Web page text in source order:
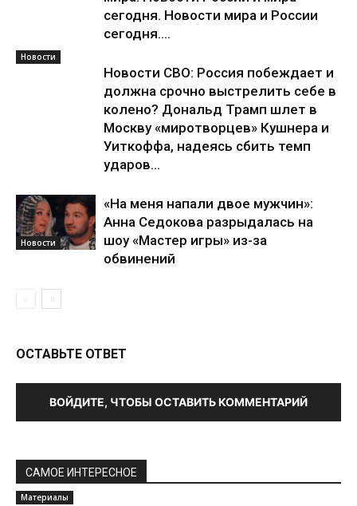
сегодня. Новости мира и России
сегодня....
Новости
Новости СВО: Россия побеждает и
должна срочно выстрелить себе в
колено? Дональд Трамп шлет в
Москву «миротворцев» Кушнера и
Уиткоффа, надеясь сбить темп
ударов...
Новости
«На меня напали двое мужчин»:
Анна Седокова разрыдалась на
шоу «Мастер игры» из-за
обвинений
ОСТАВЬТЕ ОТВЕТ
ВОЙДИТЕ, ЧТОБЫ ОСТАВИТЬ КОММЕНТАРИЙ
САМОЕ ИНТЕРЕСНОЕ
Материалы